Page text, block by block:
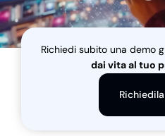
Blog
Richiedi subito una demo
dai vita al tuo